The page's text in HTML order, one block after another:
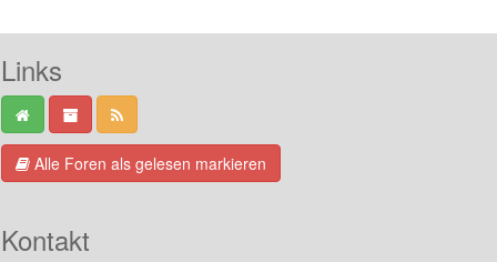
Links
Alle Foren als gelesen markieren
Kontakt